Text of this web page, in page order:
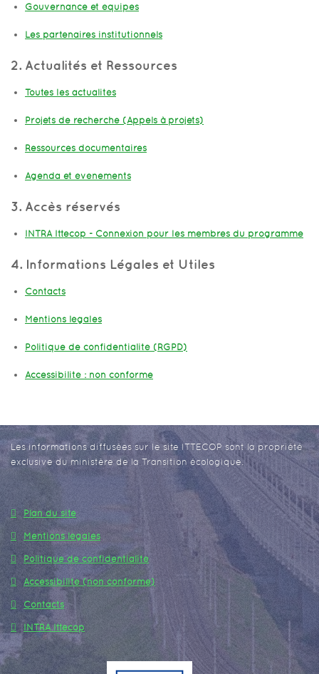
Gouvernance et équipes
Les partenaires institutionnels
2. Actualités et Ressources
Toutes les actualités
Projets de recherche (Appels à projets)
Ressources documentaires
Agenda et événements
3. Accès réservés
INTRA Ittecop - Connexion pour les membres du programme
4. Informations Légales et Utiles
Contacts
Mentions légales
Politique de confidentialité (RGPD)
Accessibilité : non conforme
Les informations diffusées sur le site ITTECOP sont la propriété
exclusive du ministère de la Transition écologique.
Plan du site
Mentions légales
Politique de confidentialité
Accessibilité (non conforme)
Contacts
INTRA Ittecop